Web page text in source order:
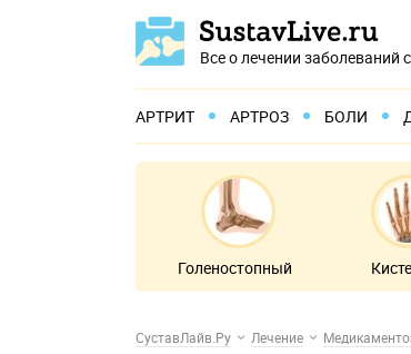
Все о лечении заболеваний
АРТРИТ АРТРОЗ БОЛИ
Голеностопный
СуставЛайв.Ру Лечение